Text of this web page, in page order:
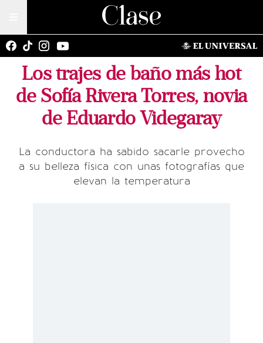
Los trajes de baño más hot
de Sofía Rivera Torres, novia
de Eduardo Videgaray
La conductora ha sabido sacarle provecho
a su belleza física con unas fotografías que
elevan la temperatura